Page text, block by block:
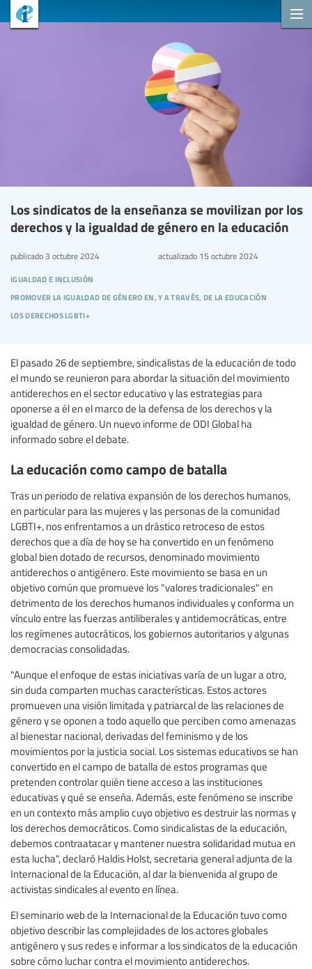
Los sindicatos de la enseñanza se movilizan por los
derechos y la igualdad de género en la educación
igualdad e inclusión
promover la igualdad de género en, y a través, de la educación
los derechos lgbti+
publicado 3 octubre 2024 actualizado15 octubre 2024
El pasado 26 de septiembre, sindicalistas de la educación de todo
el mundo se reunieron para abordar la situación del movimiento
antiderechos en el sector educativo y las estrategias para
oponerse a él en el marco de la defensa de los derechos y la
igualdad de género. Un nuevo informe de ODI Global ha
informado sobre el debate.
La educación como campo de batalla
Tras un periodo de relativa expansión de los derechos humanos,
en particular para las mujeres y las personas de la comunidad
LGBTI+, nos enfrentamos a un drástico retroceso de estos
derechos que a día de hoy se ha convertido en un fenómeno
global bien dotado de recursos, denominado movimiento
antiderechos o antigénero. Este movimiento se basa en un
objetivo común que promueve los "valores tradicionales" en
detrimento de los derechos humanos individuales y conforma un
vínculo entre las fuerzas antiliberales y antidemocráticas, entre
los regímenes autocráticos, los gobiernos autoritarios y algunas
democracias consolidadas.
"Aunque el enfoque de estas iniciativas varía de un lugar a otro,
sin duda comparten muchas características. Estos actores
promueven una visión limitada y patriarcal de las relaciones de
género y se oponen a todo aquello que perciben como amenazas
al bienestar nacional, derivadas del feminismo y de los
movimientos por la justicia social. Los sistemas educativos se han
convertido en el campo de batalla de estos programas que
pretenden controlar quién tiene acceso a las instituciones
educativas y qué se enseña. Además, este fenómeno se inscribe
en un contexto más amplio cuyo objetivo es destruir las normas y
los derechos democráticos. Como sindicalistas de la educación,
debemos contraatacar y mantener nuestra solidaridad mutua en
esta lucha", declaró Haldis Holst, secretaria general adjunta de la
Internacional de la Educación, al dar la bienvenida al grupo de
activistas sindicales al evento en línea.
El seminario web de la Internacional de la Educación tuvo como
objetivo describir las complejidades de los actores globales
antigénero y sus redes e informar a los sindicatos de la educación
sobre cómo luchar contra el movimiento antiderechos.